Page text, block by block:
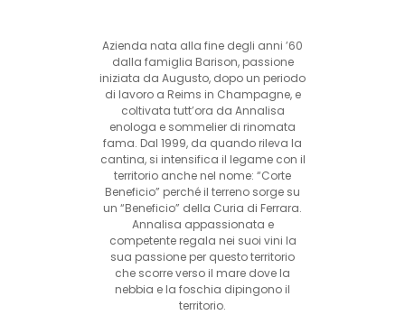
Azienda nata alla fine degli anni ’60
dalla famiglia Barison, passione
iniziata da Augusto, dopo un periodo
di lavoro a Reims in Champagne, e
coltivata tutt’ora da Annalisa
enologa e sommelier di rinomata
fama. Dal 1999, da quando rileva la
cantina, si intensifica il legame con il
territorio anche nel nome: “Corte
Beneficio” perché il terreno sorge su
un “Beneficio” della Curia di Ferrara.
Annalisa appassionata e
competente regala nei suoi vini la
sua passione per questo territorio
che scorre verso il mare dove la
nebbia e la foschia dipingono il
territorio.